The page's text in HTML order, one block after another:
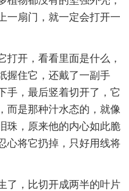
一扇门，就一定会打开一
打开，看看里面是什么，
握住它，还戴了一副手
手，最后竖着切开了，它
而是那种汁水态的，就像
珠，原来他的内心如此脆
心将它扔掉，只好用线将
了，比切开成两半的叶片